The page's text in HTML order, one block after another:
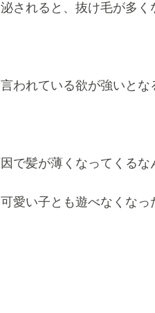
されると、抜け毛が多
われている欲が強いとな
で髪が薄くなってくるな
愛い子とも遊べなくな